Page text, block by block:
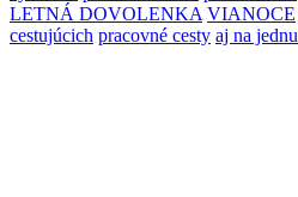
LETNÁ DOVOLENKA VIANOCE
cestujúcich pracovné cesty aj na